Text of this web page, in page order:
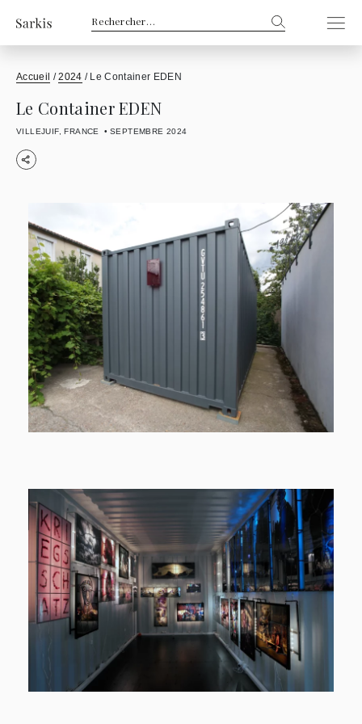
Rechercher :
Accueil /2024 / Le Container EDEN
Le Container EDEN
VILLEJUIF, FRANCE SEPTEMBRE 2024